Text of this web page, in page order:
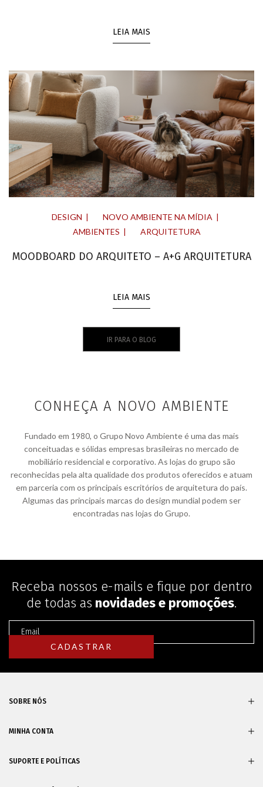
LEIA MAIS
DESIGN
NOVO AMBIENTE NA MÍDIA
AMBIENTES
ARQUITETURA
MOODBOARD DO ARQUITETO – A+G ARQUITETURA
LEIA MAIS
IR PARA O BLOG
CONHEÇA A NOVO AMBIENTE
Fundado em 1980, o Grupo Novo Ambiente é uma das mais
conceituadas e sólidas empresas brasileiras no mercado de
mobiliário residencial e corporativo. As lojas do grupo são
reconhecidas pela alta qualidade dos produtos oferecidos e atuam
em parceria com os principais escritórios de arquitetura do país.
Algumas das principais marcas do design mundial podem ser
encontradas nas lojas do Grupo.
Receba nossos e-mails e fique por dentro
de todas as novidades e promoções.
SOBRE NÓS
MINHA CONTA
SUPORTE E POLÍTICAS